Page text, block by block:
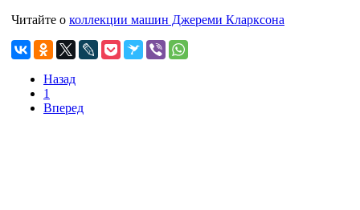
Читайте о коллекции машин Джереми Кларксона
Назад
1
Вперед